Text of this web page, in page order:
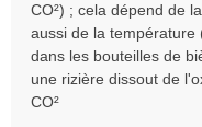
CO²) ; cela dépend de
aussi de la température
dans les bouteilles de
une rizière dissout de
CO²